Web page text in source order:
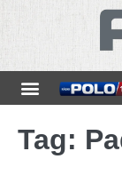
Tag: